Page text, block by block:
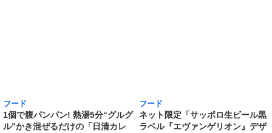
レーメシ 欧風ビーフ」「日清山盛
ハヤシメシ デミグラス」が発売
[2026/3/30 19:25:01]
には「エヴァンゲリオン初号機」
を、500ml缶には「エヴァンゲリ
オン第13号機」のスペシャルデザ